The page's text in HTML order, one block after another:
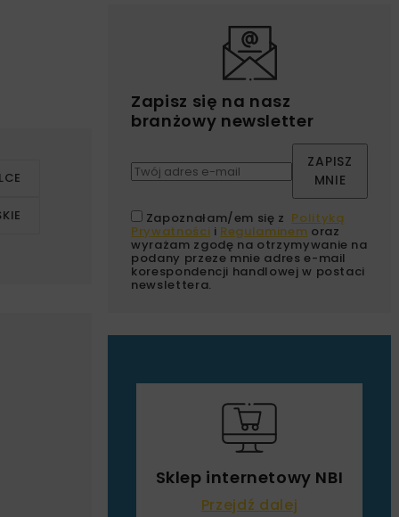
Zapisz się na nasz
branżowy newsletter
ZAPISZ
MNIE
Zapoznałam/em się z Polityką
Prywatności i Regulaminem oraz
wyrażam zgodę na otrzymywanie na
podany przeze mnie adres e-mail
korespondencji handlowej w postaci
newslettera.
Sklep internetowy NBI
Przejdź dalej